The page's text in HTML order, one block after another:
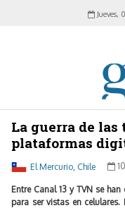
Jueves,
La guerra de las
plataformas
El Mercurio, Chile
Entre Canal 13 y TVN se
para ser vistas en